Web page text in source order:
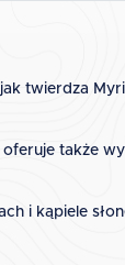
twierdza
także
i kąpiele